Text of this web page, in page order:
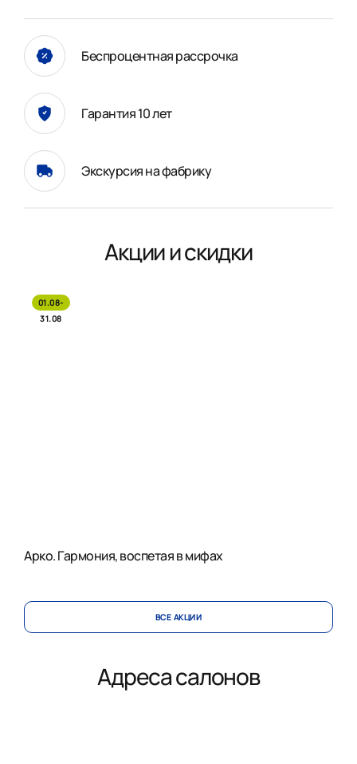
Беспроцентная рассрочка
Гарантия 10 лет
Экскурсия на фабрику
Акции и скидки
01.08-
31.08
Арко. Гармония, воспетая в мифах
ВСЕ АКЦИИ
Адреса салонов